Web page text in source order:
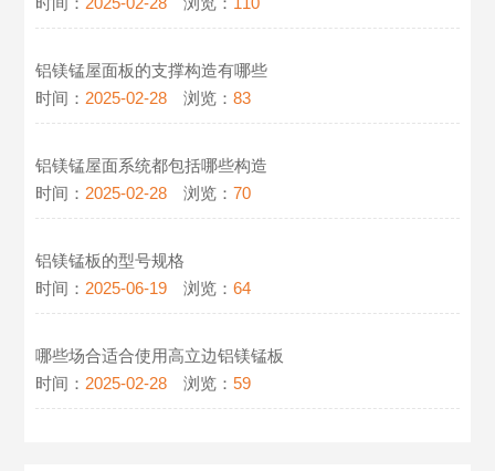
铝镁锰屋面板的支撑构造有哪些
时间： 2025-02-28 浏览：83
铝镁锰屋面系统都包括哪些构造
时间： 2025-02-28 浏览：70
铝镁锰板的型号规格
时间： 2025-06-19 浏览：64
哪些场合适合使用高立边铝镁锰板
时间： 2025-02-28 浏览：59